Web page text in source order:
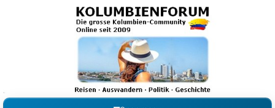
Kolumbienforum - Das
grosse Forum der
Freunde Kolumbiens
Reisen, Auswandern, Kultur, Politik, Geschichte und Visum in Kolumbien und Venezuela.
Austausch, Erfahrungen und Gemeinschaft im Kolumbienforum